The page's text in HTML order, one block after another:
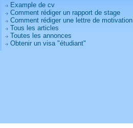
Example de cv
Comment rédiger un rapport de stage
Comment rédiger une lettre de motivation
Tous les articles
Toutes les annonces
Obtenir un visa "étudiant"